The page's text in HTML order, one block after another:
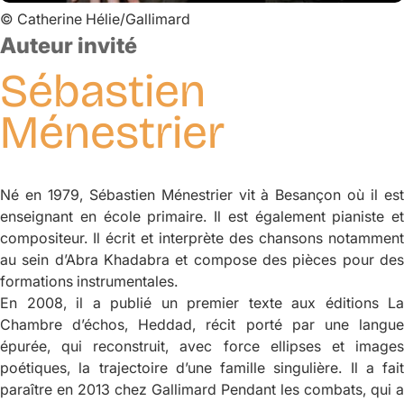
© Catherine Hélie/Gallimard
Auteur invité
Sébastien
Ménestrier
Né en 1979, Sébastien Ménestrier vit à Besançon où il est
enseignant en école primaire. Il est également pianiste et
compositeur. Il écrit et interprète des chansons notamment
au sein d’Abra Khadabra et compose des pièces pour des
formations instrumentales.
En 2008, il a publié un premier texte aux éditions La
Chambre d’échos, Heddad, récit porté par une langue
épurée, qui reconstruit, avec force ellipses et images
poétiques, la trajectoire d’une famille singulière. Il a fait
paraître en 2013 chez Gallimard Pendant les combats, qui a